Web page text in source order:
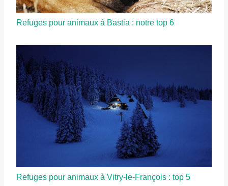
Refuges pour animaux à Bastia : notre top 6
Refuges pour animaux à Vitry-le-François : top 5